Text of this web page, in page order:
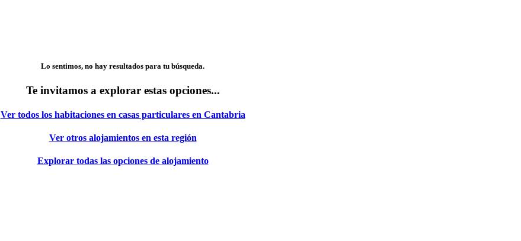
Lo sentimos, no hay resultados para tu búsqueda.
Te invitamos a explorar estas opciones...
Ver todos los habitaciones en casas particulares en Cantabria
Ver otros alojamientos en esta región
Explorar todas las opciones de alojamiento